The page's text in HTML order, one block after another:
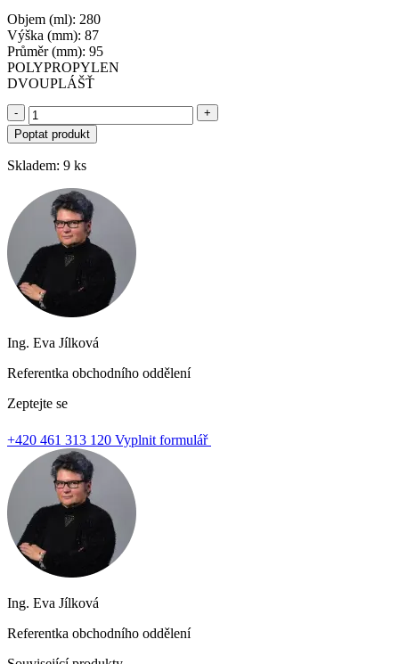
Objem (ml): 280
Výška (mm): 87
Průměr (mm): 95
POLYPROPYLEN
DVOUPLÁŠŤ
-
+
Poptat produkt
Skladem: 9 ks
Ing. Eva Jílková
Referentka obchodního oddělení
Zeptejte se
+420 461 313 120 Vyplnit formulář
Ing. Eva Jílková
Referentka obchodního oddělení